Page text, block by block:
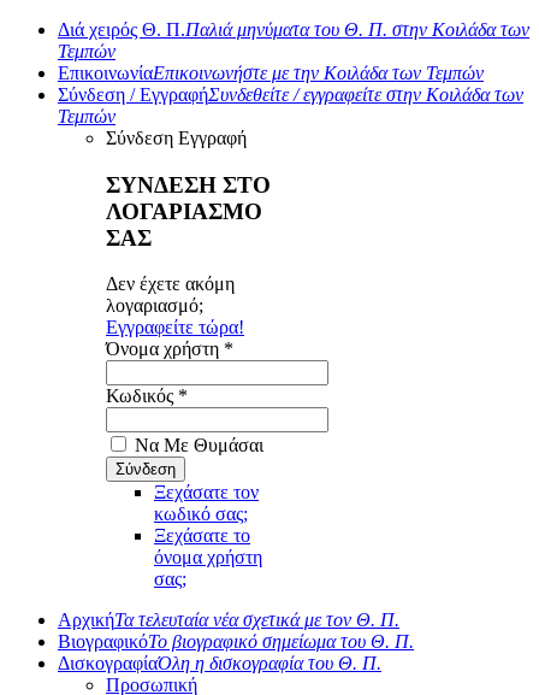
Διά χειρός Θ. Π.Παλιά μηνύματα του Θ. Π. στην Κοιλάδα των
Τεμπών
ΕπικοινωνίαΕπικοινωνήστε με την Κοιλάδα των Τεμπών
Σύνδεση / ΕγγραφήΣυνδεθείτε / εγγραφείτε στην Κοιλάδα των
Τεμπών
Σύνδεση Εγγραφή
ΣΥΝΔΕΣΗ ΣΤΟ
ΛΟΓΑΡΙΑΣΜΟ
ΣΑΣ
Δεν έχετε ακόμη
λογαριασμό;
Εγγραφείτε τώρα!
Όνομα χρήστη *
Κωδικός *
Να Με Θυμάσαι
Ξεχάσατε τον
κωδικό σας;
Ξεχάσατε το
όνομα χρήστη
σας;
ΑρχικήΤα τελευταία νέα σχετικά με τον Θ. Π.
ΒιογραφικόΤο βιογραφικό σημείωμα του Θ. Π.
ΔισκογραφίαΌλη η δισκογραφία του Θ. Π.
Προσωπική